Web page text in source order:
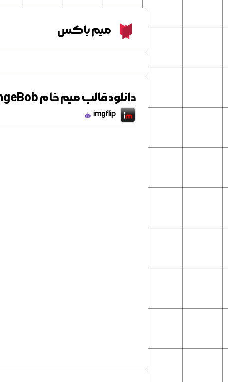
Meme Boxمیم باکس
دانلود قالب میم خام Fangirling SpongeBob
imgflip